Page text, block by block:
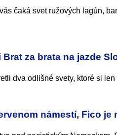
čaká svet ružových lagún,
za brata na jazde
dva odlišné svety, ktoré si
námestí, Fico je